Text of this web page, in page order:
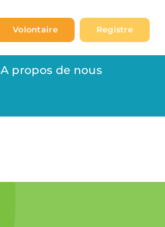
Volontaire Registre
A propos de nous